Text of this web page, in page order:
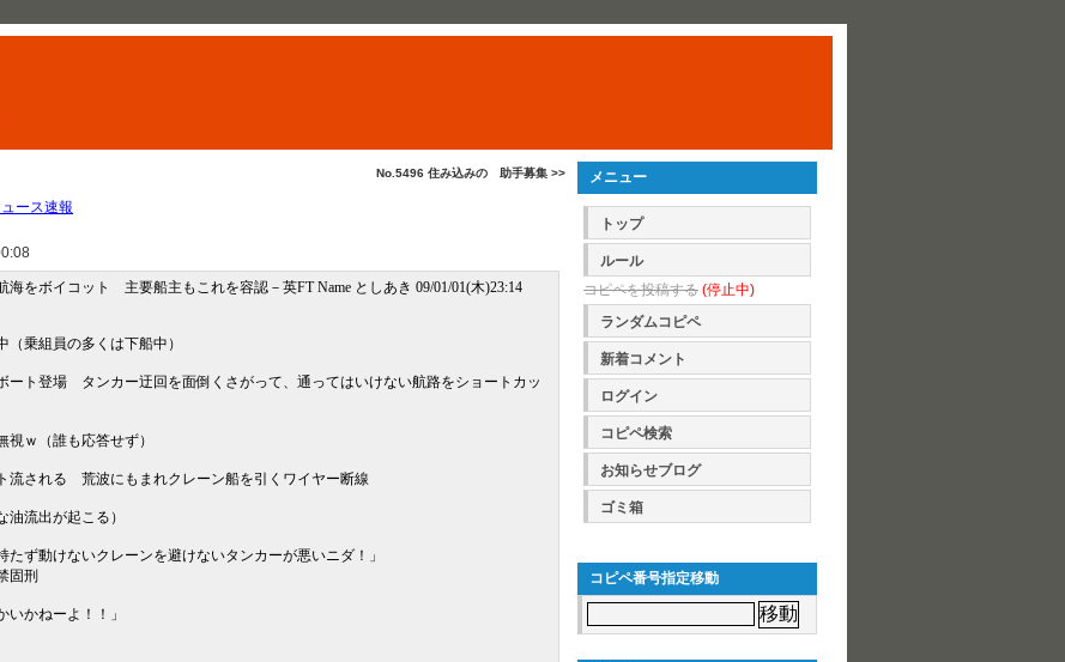
No.5496 住み込みの 助手募集 >>
ース速報
をボイコット 主要船主もこれを容認－英FT Name としあき 09/01/01(木)23:14
乗組員の多くは下船中）
ート登場 タンカー迂回を面倒くさがって、通ってはいけない航路をショートカッ
ｗ（誰も応答せず）
流される 荒波にもまれクレーン船を引くワイヤー断線
流出が起こる）
ず動けないクレーンを避けないタンカーが悪いニダ！」
固刑
かねーよ！！」
メニュー
トップ
ルール
コピペを投稿する (停止中)
ランダムコピペ
新着コメント
ログイン
コピペ検索
お知らせブログ
ゴミ箱
コピペ番号指定移動